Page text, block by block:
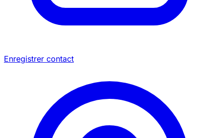
Enregistrer contact